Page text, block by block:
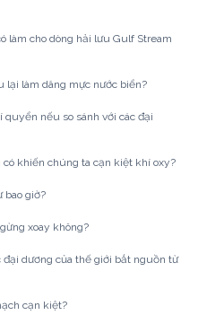
làm cho dòng hải lưu Gulf Stream
lại làm dâng mực nước biển?
quyển nếu so sánh với các đại
khiến chúng ta cạn kiệt khí oxy?
bao giờ?
xoay không?
đại dương của thế giới bắt nguồn từ
cạn kiệt?